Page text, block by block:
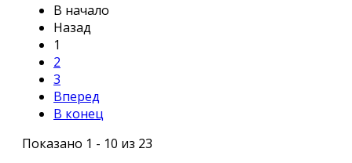
В начало
Назад
1
2
3
Вперед
В конец
Показано 1 - 10 из 23